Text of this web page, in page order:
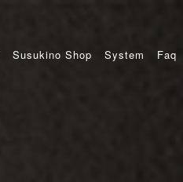
Susukino Shop System Faq